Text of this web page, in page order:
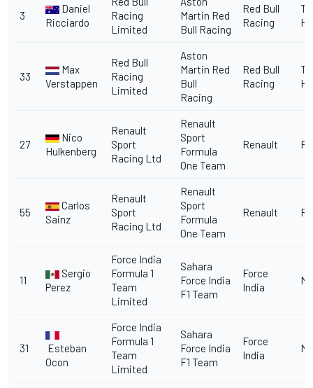
3
Daniel
Ricciardo
Racing
Limited
Martin Red
Bull Racing
Red Bull
Racing
33
Max
Verstappen
Red Bull
Racing
Limited
Aston
Martin Red
Bull
Racing
Red Bull
Racing
27
Nico
Hulkenberg
Renault
Sport
Racing Ltd
Renault
Sport
Formula
One Team
Renault
55
Carlos
Sainz
Renault
Sport
Racing Ltd
Renault
Sport
Formula
One Team
Renault
11
Sergio
Perez
Force India
Formula 1
Team
Limited
Sahara
Force India
F1 Team
Force
India
31
Esteban
Ocon
Force India
Formula 1
Team
Limited
Sahara
Force India
F1 Team
Force
India